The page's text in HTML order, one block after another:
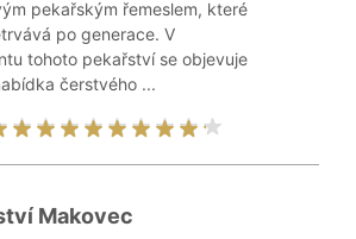
pekařským řemeslem, které
po generace. V
tohoto pekařství se objevuje
čerstvého ...
Makovec